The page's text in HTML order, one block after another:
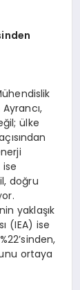
ülke
doğru
yaklaşık
(IEA) ise
ortaya